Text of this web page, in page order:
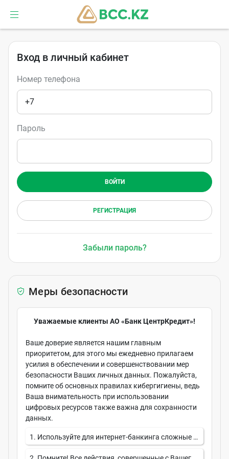
Вход в личный кабинет
Номер телефона
+7
Пароль
ВОЙТИ
РЕГИСТРАЦИЯ
Забыли пароль?
Меры безопасности
Уважаемые клиенты АО «Банк ЦентрКредит»!
Ваше доверие является нашим главным
приоритетом, для этого мы ежедневно прилагаем
усилия в обеспечении и совершенствовании мер
безопасности Ваших личных данных. Пожалуйста,
помните об основных правилах кибергигиены, ведь
Ваша внимательность при использовании
цифровых ресурсов также важна для сохранности
данных.
1. Используйте для интернет-банкинга сложные и уникальные пароли, регулярно обновляя их. Пароли должны содержать комбинацию букв (в верхнем и нижнем регистрах), цифр и специальных символов.